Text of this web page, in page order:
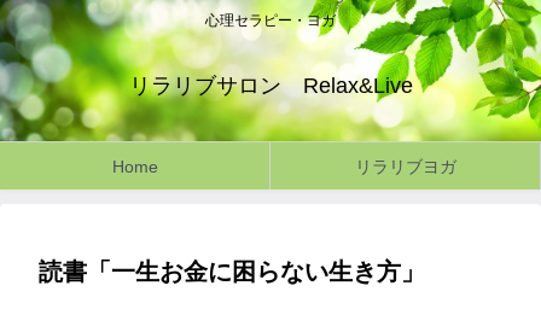
心理セラピー・ヨガ
リラリブサロン Relax&Live
Home リラリブヨガ
読書「一生お金に困らない生き方」